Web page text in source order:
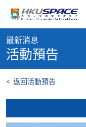
content
content
start
最新消息
活動預告
< 返回活動預告